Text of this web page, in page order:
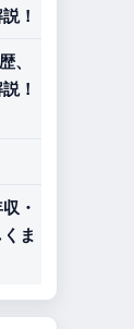
！
、
！
・
ま